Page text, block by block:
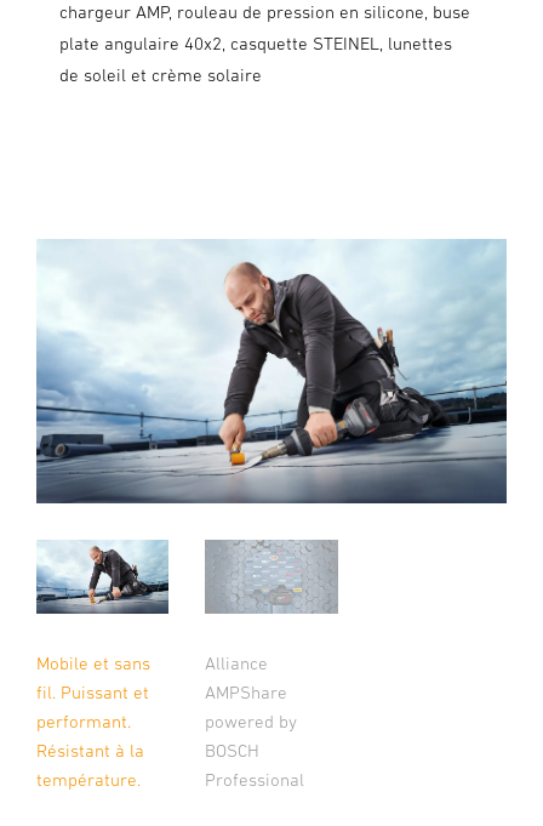
chargeur AMP, rouleau de pression en silicone, buse
plate angulaire 40x2, casquette STEINEL, lunettes
de soleil et crème solaire
Mobile et sans
fil. Puissant et
performant.
Résistant à la
température.
Alliance
AMPShare
powered by
BOSCH
Professional